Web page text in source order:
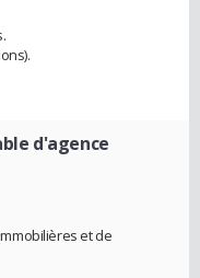
d'agence
et de